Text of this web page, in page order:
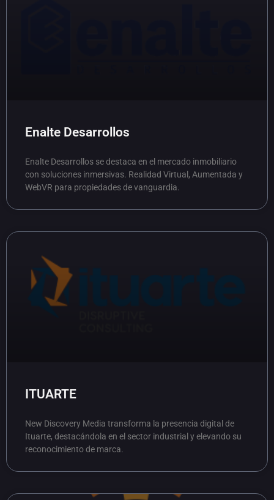
Enalte Desarrollos
Enalte Desarrollos se destaca en el mercado inmobiliario
con soluciones inmersivas. Realidad Virtual, Aumentada y
WebVR para propiedades de vanguardia.
ITUARTE
New Discovery Media transforma la presencia digital de
Ituarte, destacándola en el sector industrial y elevando su
reconocimiento de marca.